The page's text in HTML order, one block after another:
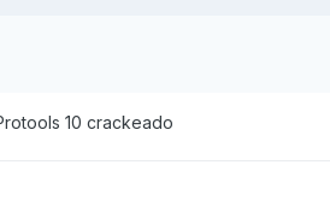
10 crackeado